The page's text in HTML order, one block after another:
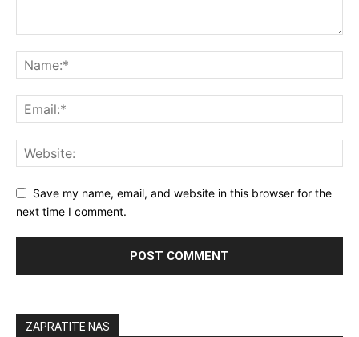
Save my name, email, and website in this browser for the
next time I comment.
ZAPRATITE NAS